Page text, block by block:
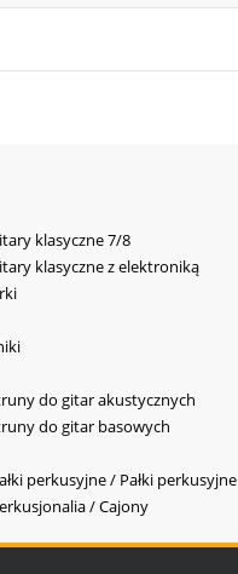
klasyczne 7/8
klasyczne z elektroniką
do gitar akustycznych
do gitar basowych
perkusyjne / Pałki perkusyjne
/ Cajony